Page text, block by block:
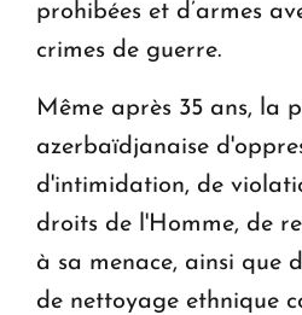
prohibées et d’armes
crimes de guerre.
Même après 35 ans, la
azerbaïdjanaise
d'intimidation, de
droits de l'Homme, de
à sa menace, ainsi que
de nettoyage ethnique